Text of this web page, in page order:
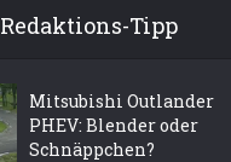
Redaktions-Tipp
Mitsubishi Outlander
PHEV: Blender oder
Schnäppchen?